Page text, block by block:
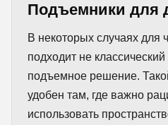
Подъемники для
В некоторых случаях для
подходит не
подъемное решение.
удобен там, где важно
использовать